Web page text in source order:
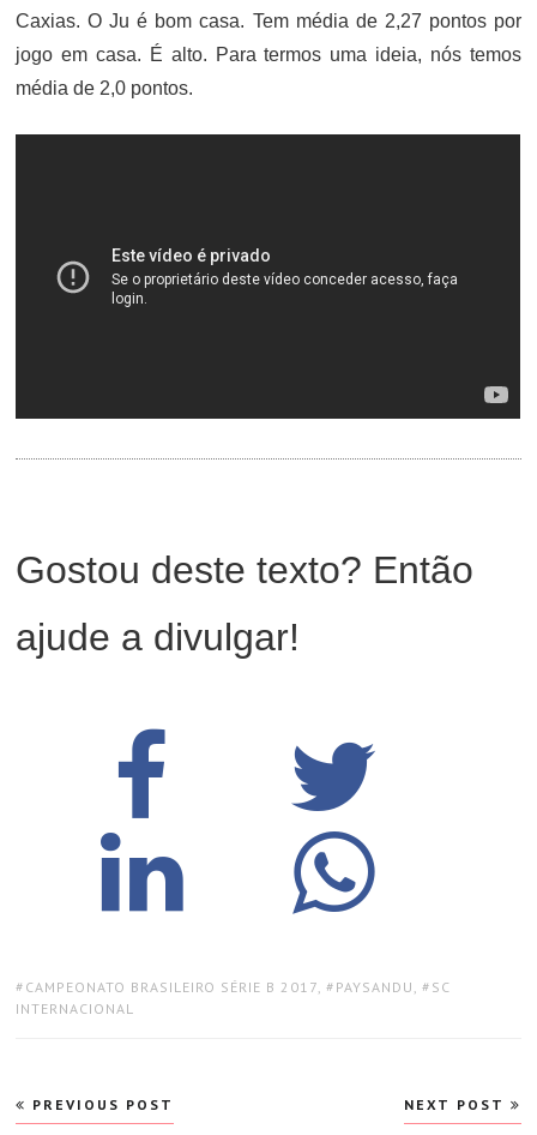
Caxias. O Ju é bom casa. Tem média de 2,27 pontos por
jogo em casa. É alto. Para termos uma ideia, nós temos
média de 2,0 pontos.
Gostou deste texto? Então
ajude a divulgar!
TAGS:
CAMPEONATO BRASILEIRO SÉRIE B 2017 , PAYSANDU , SC
INTERNACIONAL
Navegação
PREVIOUS POST NEXT POST